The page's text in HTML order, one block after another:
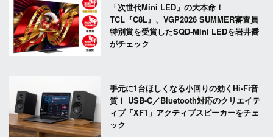
「次世代Mini LED」の大本命！
TCL『C8L』、VGP2026 SUMMER審査員
特別賞を受賞したSQD-Mini LEDを岩井喬
がチェック
手元に1台ほしくなる小回りの効くHi-Fi音
質！ USB-C／Bluetooth対応のクリエイテ
ィブ「XF1」アクティブスピーカーをチェ
ック